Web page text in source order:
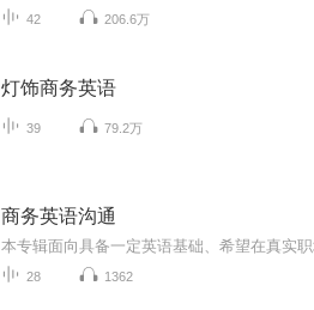
42 206.6万
灯饰商务英语
39 79.2万
商务英语沟通
28 1362